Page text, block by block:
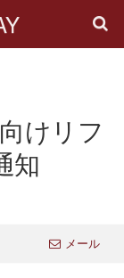
けリフ
知
メール